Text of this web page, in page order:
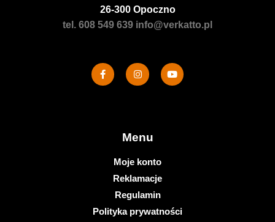
26-300 Opoczno
tel. 608 549 639 info@verkatto.pl
Menu
Moje konto
Reklamacje
Regulamin
Polityka prywatności